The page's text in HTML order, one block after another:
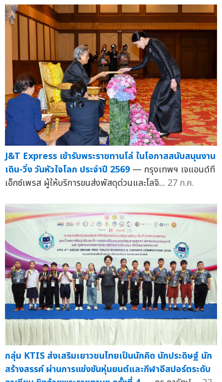
J&T Express เข้ารับพระราชทานโล่ ในโอกาสสนับสนุนงาน
เดิน-วิ่ง วันหัวใจโลก ประจำปี 2569 — กรุงเทพฯ เจแอนด์ที
เอ็กซ์เพรส ผู้ให้บริการขนส่งพัสดุด่วนและโลจิ... 27 ก.ค.
กลุ่ม KTIS ส่งเสริมเยาวชนไทยเป็นนักคิด นักประดิษฐ์ นัก
สร้างสรรค์ ผ่านการแข่งขันหุ่นยนต์และกีฬาอีสปอร์ตระดับ